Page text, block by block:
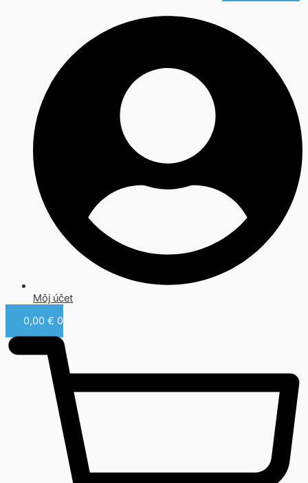
Môj účet
0,00 € 0